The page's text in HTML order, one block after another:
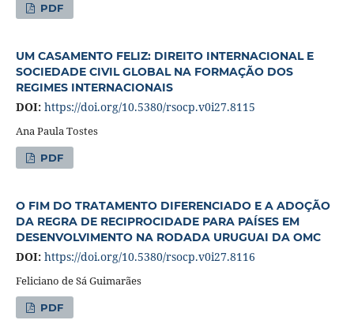
PDF
UM CASAMENTO FELIZ: DIREITO INTERNACIONAL E
SOCIEDADE CIVIL GLOBAL NA FORMAÇÃO DOS
REGIMES INTERNACIONAIS
DOI: https://doi.org/10.5380/rsocp.v0i27.8115
Ana Paula Tostes
PDF
O FIM DO TRATAMENTO DIFERENCIADO E A ADOÇÃO
DA REGRA DE RECIPROCIDADE PARA PAÍSES EM
DESENVOLVIMENTO NA RODADA URUGUAI DA OMC
DOI: https://doi.org/10.5380/rsocp.v0i27.8116
Feliciano de Sá Guimarães
PDF